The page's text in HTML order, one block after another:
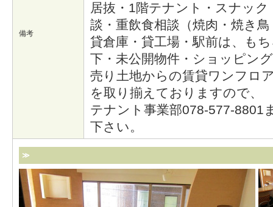
備考
居抜・1階テナント・スナッ
談・重飲食相談（焼肉・焼き
貸倉庫・貸工場・駅前は、も
下・未公開物件・ショッピン
売り土地からの賃貸ワンフロ
を取り揃えておりますので、
テナント事業部078-577-8801
下さい。
≫